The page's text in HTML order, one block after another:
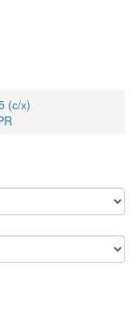
(с/х)